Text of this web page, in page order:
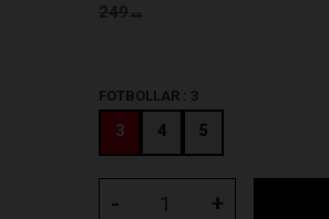
Ordinarie pris:
249KR
FOTBOLLAR : 3
3 4 5
+
-